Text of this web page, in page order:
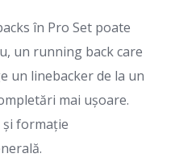
în Pro Set poate
un running back care
un linebacker de la un
mai ușoare.
formație